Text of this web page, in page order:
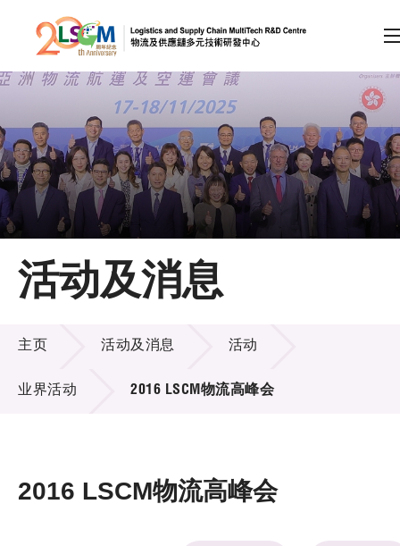
跳到内容（按回车键）
会员登录
A A EN 繁 简
主页
关于LSCM
技术商品化
项目及资助计划
活动及消息
活动及消息
活动及消息
主页 活动及消息 活动
业界活动 2016 LSCM物流高峰会
2016 LSCM物流高峰会